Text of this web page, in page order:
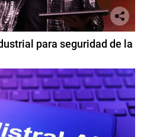
para seguridad de la